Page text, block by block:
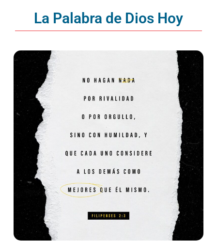
La Palabra de Dios Hoy